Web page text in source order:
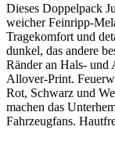
Dieses Doppelpack
weicher Feinripp-
Tragekomfort und
dunkel, das andere
Ränder an Hals- und
Allover-Print.
Rot, Schwarz und
machen das
Fahrzeugfans.